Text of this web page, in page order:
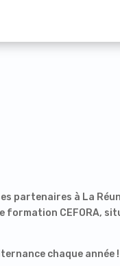
partenaires à La
CEFORA,
chaque année !